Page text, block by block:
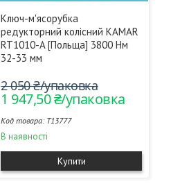
Ключ-м'ясорубка
редукторний колісний KAMAR
RT1010-A [Польща] 3800 Нм
32-33 мм
2 050 ₴/упаковка
1 947,50 ₴/упаковка
T13777
В наявності
Купити